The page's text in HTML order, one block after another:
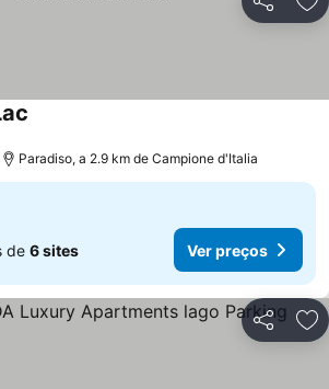
Partilhar
Paradiso, a 2.9 km de Campione d'Italia
de 6 sites Ver preços
Partilhar